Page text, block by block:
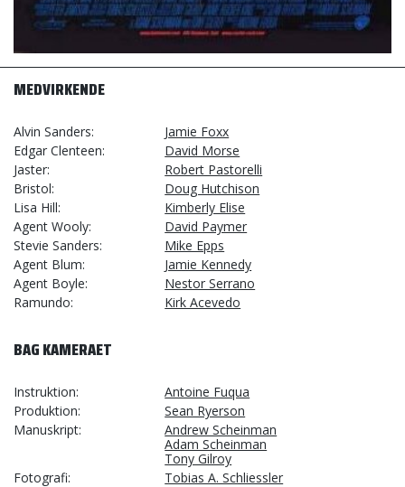
MEDVIRKENDE
Alvin Sanders
Jamie Foxx
Edgar Clenteen
David Morse
Jaster
Robert Pastorelli
Bristol
Doug Hutchison
Lisa Hill
Kimberly Elise
Agent Wooly
David Paymer
Stevie Sanders
Mike Epps
Agent Blum
Jamie Kennedy
Agent Boyle
Nestor Serrano
Ramundo
Kirk Acevedo
BAG KAMERAET
Instruktion
Antoine Fuqua
Produktion
Sean Ryerson
Manuskript
Andrew Scheinman
Adam Scheinman
Tony Gilroy
Fotografi
Tobias A. Schliessler